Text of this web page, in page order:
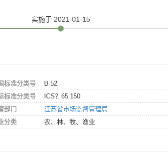
实施于 2021-01-15
标准分类号
B 52
标准分类号
ICS？65.150
部门
江苏省市场监督管理局
分类
农、林、牧、渔业